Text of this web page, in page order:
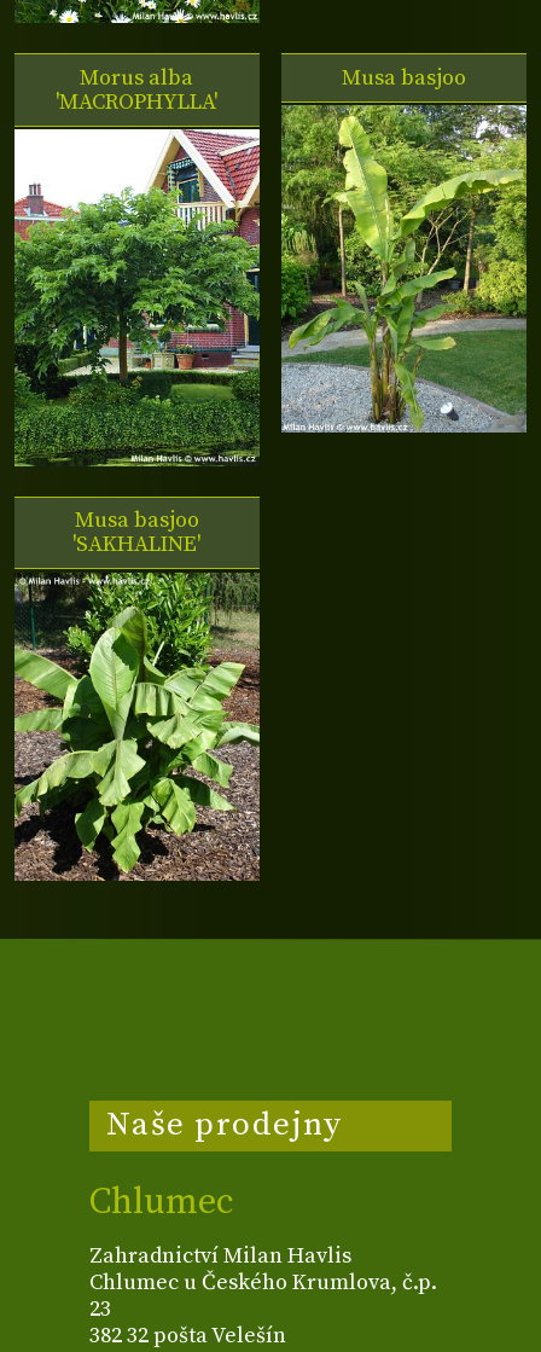
Morus alba
'MACROPHYLLA'
Musa basjoo
Musa basjoo
'SAKHALINE'
Naše prodejny
Chlumec
Zahradnictví Milan Havlis
Chlumec u Českého Krumlova, č.p.
23
382 32 pošta Velešín